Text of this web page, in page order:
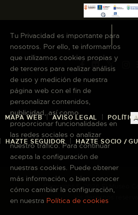
ESPAÑOL
MAPA WEB AVISO LEGAL
HAZTE SEGUIDOR HAZTE SOCIO /
Copyright © 2026 El Museo
los derechos
Tu Privacidad es importante para
nosotros. Por ello, te informamos
que utilizamos cookies propias y
de terceros para realizar análisis
de uso y medición de nuestra
página web con el fin de
personalizar contenidos,
publicidad, así como
proporcionar funcionalidades en
las redes sociales o analizar
nuestro tráfico. Para continuar
acepta la configuración de
nuestras cookies. Puede obtener
más información, o bien conocer
cómo cambiar la configuración,
en nuestra Política de cookies